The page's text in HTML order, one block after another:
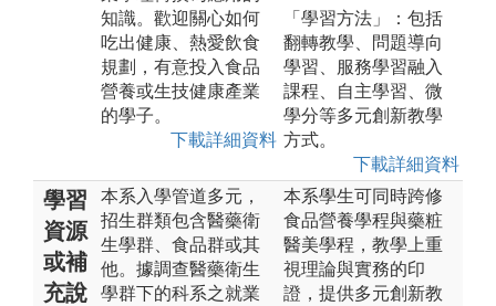
知識。歡迎關心如何
吃出健康、熱愛飲食
規劃，有意投入食品
營養或生技健康產業
的學子。
下載詳細資料
「學習方法」：包括
翻轉教學、問題導向
學習、服務學習融入
課程、自主學習、微
學分等多元創新教學
方式。
下載詳細資料
學習
資源
或補
充說
本系入學管道多元，
招生群類包含醫藥衛
生學群、食品群或其
他。據調查醫藥衛生
學群下的科系之就業
本系學生可同時跨修
食品營養學程與藥粧
醫美學程，教學上重
視理論與實務的印
證，提供多元創新教